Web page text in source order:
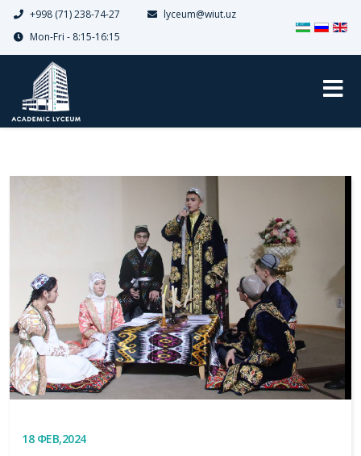
+998 (71) 238-74-27
lyceum@wiut.uz
Mon-Fri - 8:15-16:15
18ФЕВ,2024